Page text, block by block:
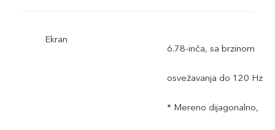
Ekran
6.78-inča, sa brzinom
osvežavanja do 120 Hz
* Mereno dijagonalno,